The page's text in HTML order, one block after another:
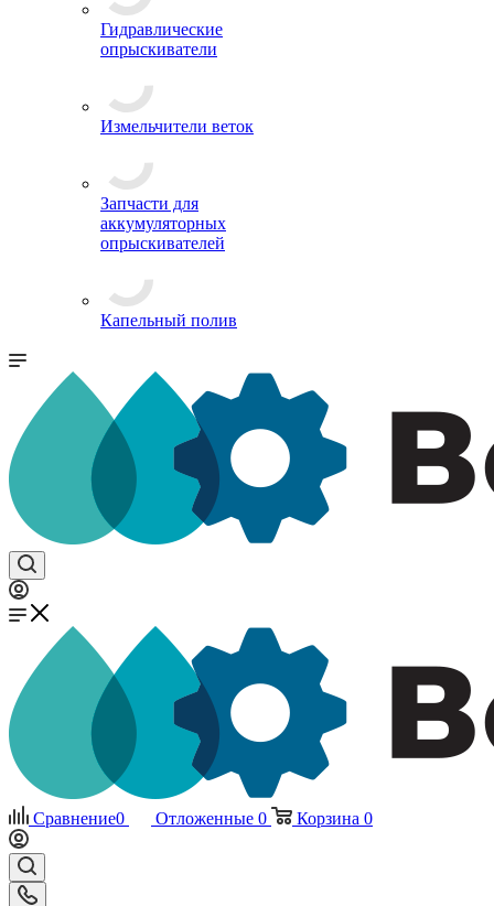
Гидравлические
опрыскиватели
Измельчители веток
Запчасти для
аккумуляторных
опрыскивателей
Капельный полив
Сравнение0 Отложенные 0 Корзина 0